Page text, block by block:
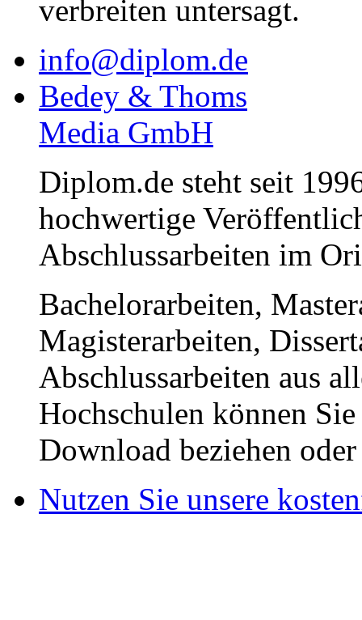
verbreiten untersagt.
info@diplom.de
Bedey & Thoms
Media GmbH
Diplom.de steht seit
hochwertige
Abschlussarbeiten im
Bachelorarbeiten,
Magisterarbeiten,
Abschlussarbeiten aus
Hochschulen können
Download beziehen
Nutzen Sie unsere